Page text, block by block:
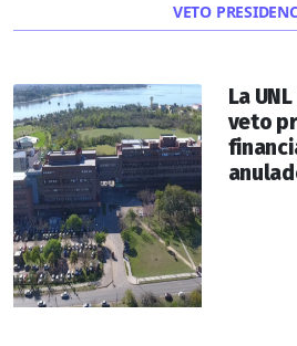
VETO
La
veto